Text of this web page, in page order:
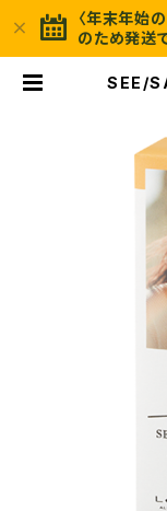
〈年末年始
のため発送
SEE/